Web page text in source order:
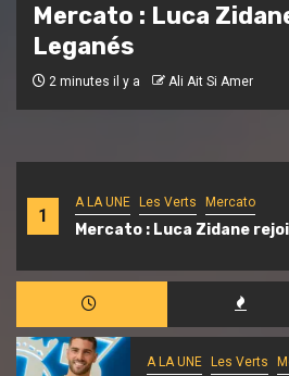
1
A LA UNE Les Verts Mercato
Mercato : Luca Zidane
USMA : Mohamed El
Ramdaoui signe
7 minutes il y a Ali Ait Si Amer
A LA UNE Les Verts